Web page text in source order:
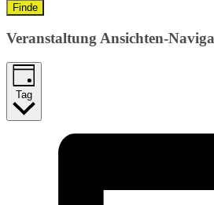
Finde
Veranstaltung Ansichten-
Tag